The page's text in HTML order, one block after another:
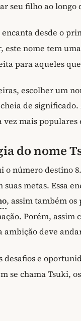
seu filho ao longo
desde o
este nome tem
para aqueles
escolher um
de
mais
do nome
o número destino
metas. Essa
, assim também
Porém,
deve
e
se chama Tsuki,